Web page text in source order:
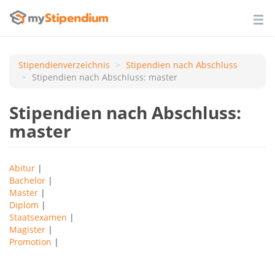
Stipendienverzeichnis
Stipendien nach Аbschluss
Stipendien nach Abschluss: master
Stipendien nach Abschluss:
master
Abitur |
Bachelor |
Master |
Diplom |
Staatsexamen |
Magister |
Promotion |